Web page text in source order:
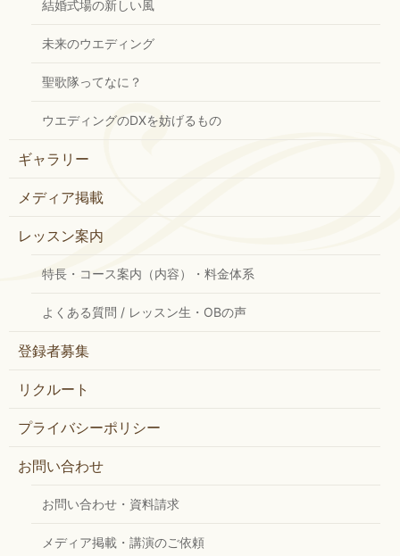
結婚式場の新しい風
未来のウエディング
聖歌隊ってなに？
ウエディングのDXを妨げるもの
ギャラリー
メディア掲載
レッスン案内
特長・コース案内（内容）・料金体系
よくある質問 / レッスン生・OBの声
登録者募集
リクルート
プライバシーポリシー
お問い合わせ
お問い合わせ・資料請求
メディア掲載・講演のご依頼